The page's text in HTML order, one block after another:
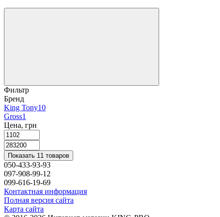
Фильтр
Бренд
King Tony10
Gross1
Цена, грн
Показать 11 товаров
050-433-93-93
097-908-99-12
099-616-19-69
Контактная информация
Полная версия сайта
Карта сайта